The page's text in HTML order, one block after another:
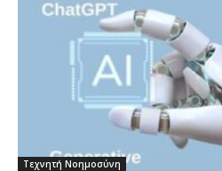
Τεχνητή Νοημοσύνη